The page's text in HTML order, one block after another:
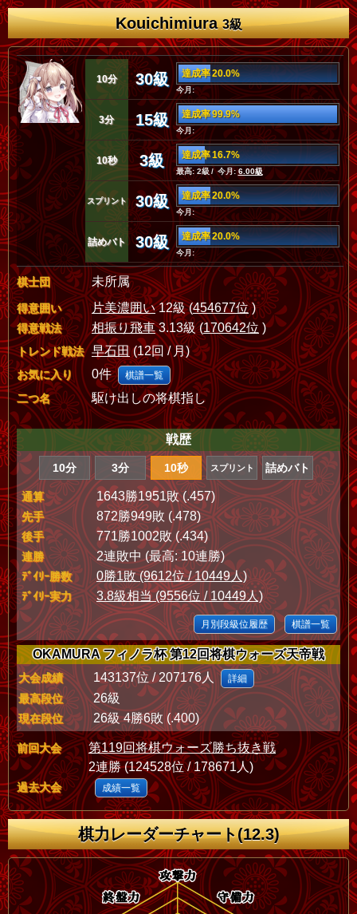
Kouichimiura3級
10分 30級 達成率 20.0%
今月:
3分 15級 達成率 99.9%
今月:
10秒 3級 達成率 16.7%
最高: 2級 / 今月: 6.00級
スプリント 30級 達成率 20.0%
今月:
詰めバト 30級 達成率 20.0%
今月:
棋士団 未所属
得意囲い 片美濃囲い12級 (454677位)
得意戦法 相振り飛車3.13級 (170642位 )
トレンド戦法 早石田(12回 / 月)
お気に入り 0件 棋譜一覧
二つ名 駆け出しの将棋指し
戦歴
10分 3分 10秒 スプリント 詰めバト
通算 1643勝1951敗 (.457)
先手 872勝949敗 (.478)
後手 771勝1002敗 (.434)
連勝 2連敗中 (最高: 10連勝)
ﾃﾞｲﾘｰ勝数 0勝1敗 (9612位 / 10449人)
ﾃﾞｲﾘｰ実力 3.8級相当 (9556位 / 10449人)
月別段級位履歴 棋譜一覧
OKAMURA フィノラ杯 第12回将棋ウォーズ天帝戦
大会成績 143137位 / 207176人 詳細
最高段位 26級
現在段位 26級 4勝6敗 (.400)
前回大会
第119回将棋ウォーズ勝ち抜き戦
2連勝 (124528位 / 178671人)
過去大会 成績一覧
棋力レーダーチャート(12.3)